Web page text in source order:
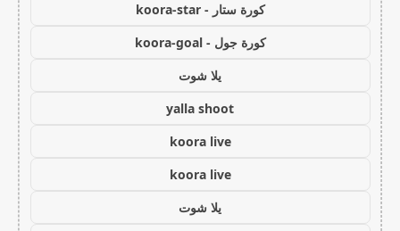
كورة ستار - koora-star
كورة جول - koora-goal
يلا شوت
yalla shoot
koora live
koora live
يلا شوت